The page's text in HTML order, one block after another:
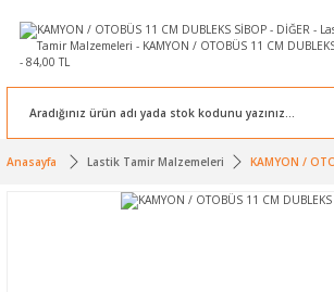
Anasayfa Lastik Tamir Malzemeleri KAMYON /